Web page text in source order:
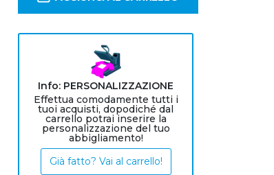
Info: PERSONALIZZAZIONE
Effettua comodamente tutti i
tuoi acquisti, dopodiché dal
carrello potrai inserire la
personalizzazione del tuo
abbigliamento!
Già fatto? Vai al carrello!